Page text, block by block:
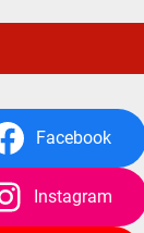
Facebook
Instagram